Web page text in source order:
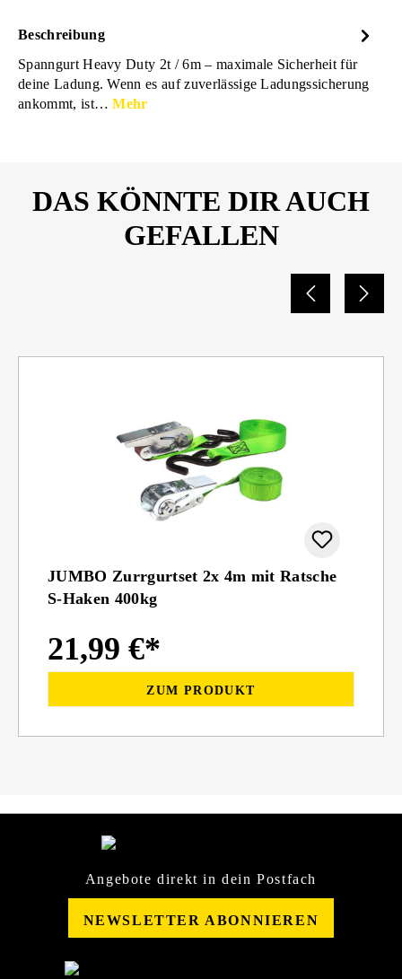
Beschreibung
Spanngurt Heavy Duty 2t / 6m – maximale Sicherheit für
deine Ladung. Wenn es auf zuverlässige Ladungssicherung
ankommt, ist…Mehr
DAS KÖNNTE DIR AUCH
GEFALLEN
JUMBO Zurrgurtset 2x 4m mit Ratsche
S-Haken 400kg
21,99 €*
ZUM PRODUKT
Angebote direkt in dein Postfach
NEWSLETTER ABONNIEREN